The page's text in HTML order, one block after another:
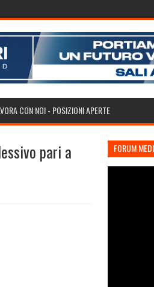
CON NOI - POSIZIONI APERTE
pari a
FORUM